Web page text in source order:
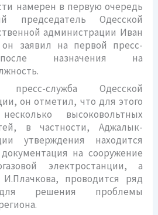
намерен в первую очередь
председатель Одесской
администрации Иван
заявил на первой пресс-
назначения на
служба Одесской
он отметил, что для этого
высоковольтных
в частности, Аджалык-
утверждения находится
на сооружение
электростанции, а
проводится ряд
решения проблемы